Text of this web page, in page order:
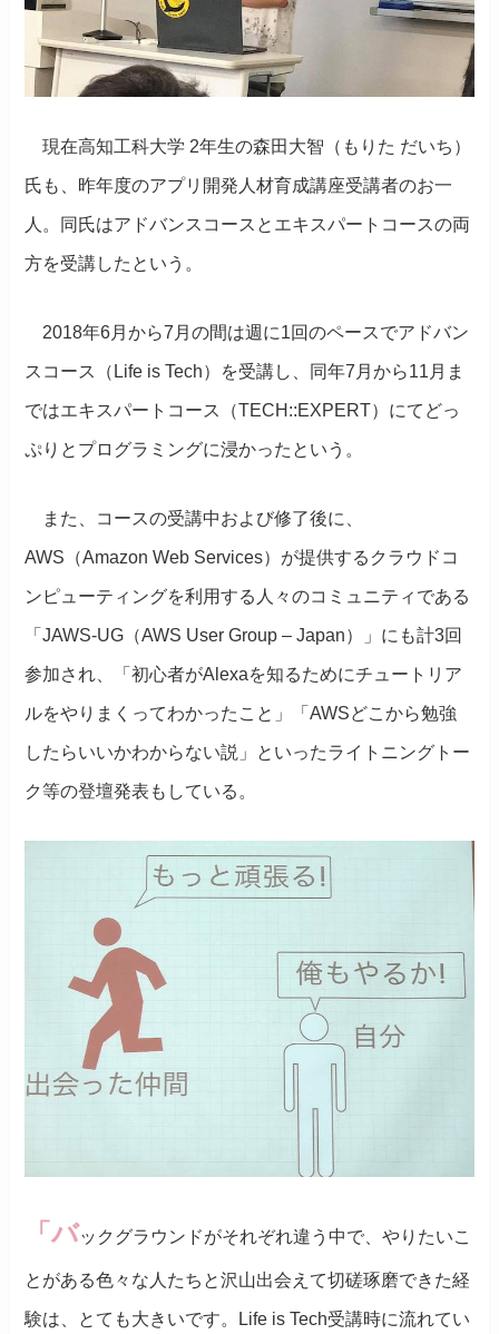
現在高知工科大学 2年生の森田大智（もりた だいち）
氏も、昨年度のアプリ開発人材育成講座受講者のお一
人。同氏はアドバンスコースとエキスパートコースの両
方を受講したという。
2018年6月から7月の間は週に1回のペースでアドバン
スコース（Life is Tech）を受講し、同年7月から11月ま
ではエキスパートコース（TECH::EXPERT）にてどっ
ぷりとプログラミングに浸かったという。
また、コースの受講中および修了後に、
AWS（Amazon Web Services）が提供するクラウドコ
ンピューティングを利用する人々のコミュニティである
「JAWS-UG（AWS User Group – Japan）」にも計3回
参加され、「初心者がAlexaを知るためにチュートリア
ルをやりまくってわかったこと」「AWSどこから勉強
したらいいかわからない説」といったライトニングトー
ク等の登壇発表もしている。
「バックグラウンドがそれぞれ違う中で、やりたいこ
とがある色々な人たちと沢山出会えて切磋琢磨できた経
験は、とても大きいです。Life is Tech受講時に流れてい